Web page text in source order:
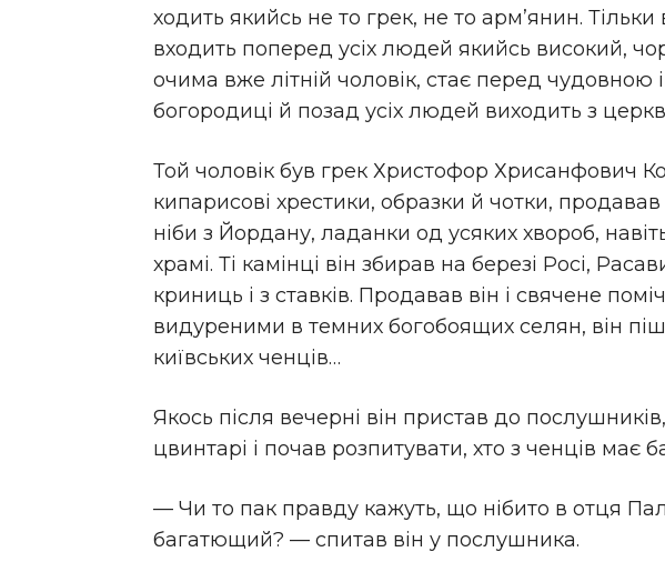
ходить якийсь не то грек, не то арм’янин.
входить поперед усіх людей якийсь високий,
очима вже літній чоловік, стає перед чудовною
богородиці й позад усіх людей виходить з
Той чоловік був грек Христофор Хрисанфович
кипарисові хрестики, образки й чотки,
ніби з Йордану, ладанки од усяких хвороб,
храмі. Ті камінці він збирав на березі Росі,
криниць і з ставків. Продавав він і свячене
видуреними в темних богобоящих селян, він
київських ченців…
Якось після вечерні він пристав до
цвинтарі і почав розпитувати, хто з ченців має
— Чи то пак правду кажуть, що нібито в отця
багатющий? — спитав він у послушника.